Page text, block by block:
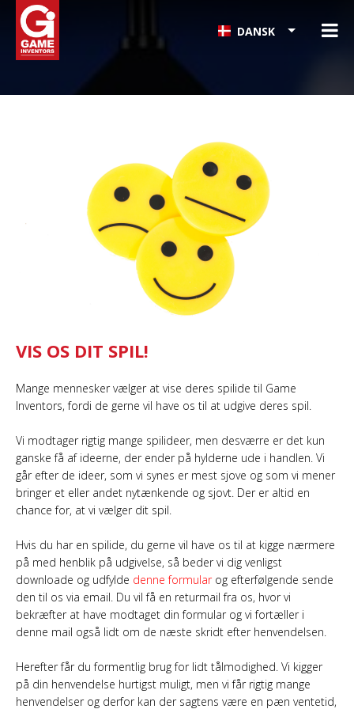
DANSK
VIS OS DIT SPIL!
Mange mennesker vælger at vise deres spilide til Game
Inventors, fordi de gerne vil have os til at udgive deres spil.
Vi modtager rigtig mange spilideer, men desværre er det kun
ganske få af ideerne, der ender på hylderne ude i handlen. Vi
går efter de ideer, som vi synes er mest sjove og som vi mener
bringer et eller andet nytænkende og sjovt. Der er altid en
chance for, at vi vælger dit spil.
Hvis du har en spilide, du gerne vil have os til at kigge nærmere
på med henblik på udgivelse, så beder vi dig venligst
downloade og udfylde denne formular og efterfølgende sende
den til os via email. Du vil få en returmail fra os, hvor vi
bekræfter at have modtaget din formular og vi fortæller i
denne mail også lidt om de næste skridt efter henvendelsen.
Herefter får du formentlig brug for lidt tålmodighed. Vi kigger
på din henvendelse hurtigst muligt, men vi får rigtig mange
henvendelser og derfor kan der sagtens være en pæn ventetid,